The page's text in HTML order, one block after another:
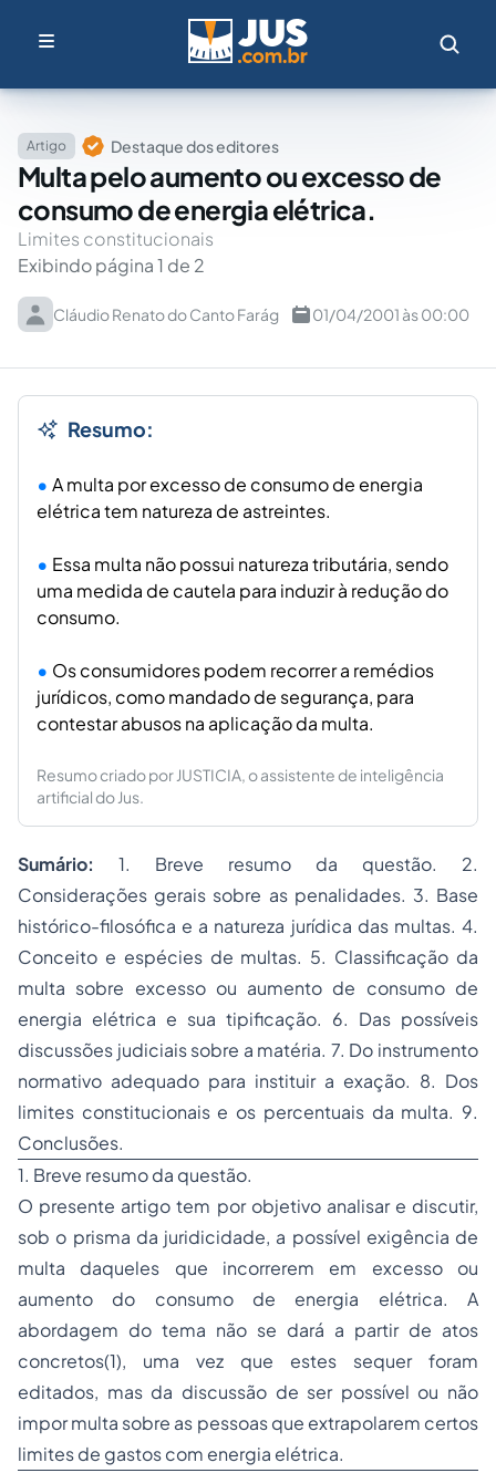
Artigo Destaque dos editores
Multa pelo aumento ou excesso de
consumo de energia elétrica.
Limites constitucionais
Exibindo página 1 de 2
Cláudio Renato do Canto Farág 01/04/2001 às 00:00
Resumo:
A multa por excesso de consumo de energia
elétrica tem natureza de astreintes.
Essa multa não possui natureza tributária, sendo
uma medida de cautela para induzir à redução do
consumo.
Os consumidores podem recorrer a remédios
jurídicos, como mandado de segurança, para
contestar abusos na aplicação da multa.
Resumo criado por JUSTICIA, o assistente de inteligência
artificial do Jus.
Sumário: 1. Breve resumo da questão. 2.
Considerações gerais sobre as penalidades. 3. Base
histórico-filosófica e a natureza jurídica das multas. 4.
Conceito e espécies de multas. 5. Classificação da
multa sobre excesso ou aumento de consumo de
energia elétrica e sua tipificação. 6. Das possíveis
discussões judiciais sobre a matéria. 7. Do instrumento
normativo adequado para instituir a exação. 8. Dos
limites constitucionais e os percentuais da multa. 9.
Conclusões.
1. Breve resumo da questão.
O presente artigo tem por objetivo analisar e discutir,
sob o prisma da juridicidade, a possível exigência de
multa daqueles que incorrerem em excesso ou
aumento do consumo de energia elétrica. A
abordagem do tema não se dará a partir de atos
concretos(1), uma vez que estes sequer foram
editados, mas da discussão de ser possível ou não
impor multa sobre as pessoas que extrapolarem certos
limites de gastos com energia elétrica.